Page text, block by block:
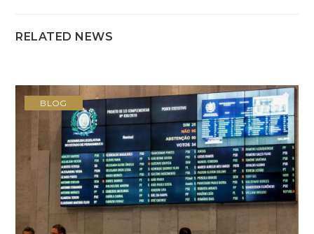
RELATED NEWS
BLOG